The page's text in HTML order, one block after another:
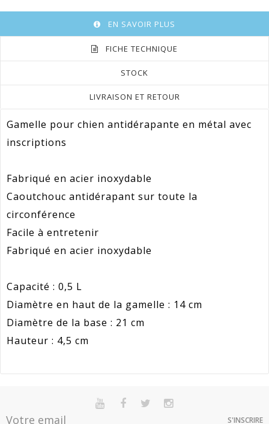
EN SAVOIR PLUS
FICHE TECHNIQUE
STOCK
LIVRAISON ET RETOUR
Gamelle pour chien antidérapante en métal avec
inscriptions
Fabriqué en acier inoxydable
Caoutchouc antidérapant sur toute la
circonférence
Facile à entretenir
Fabriqué en acier inoxydable
Capacité : 0,5 L
Diamètre en haut de la gamelle : 14 cm
Diamètre de la base : 21 cm
Hauteur : 4,5 cm
Garantie
Sur commande Indisponible
S'INSCRIRE